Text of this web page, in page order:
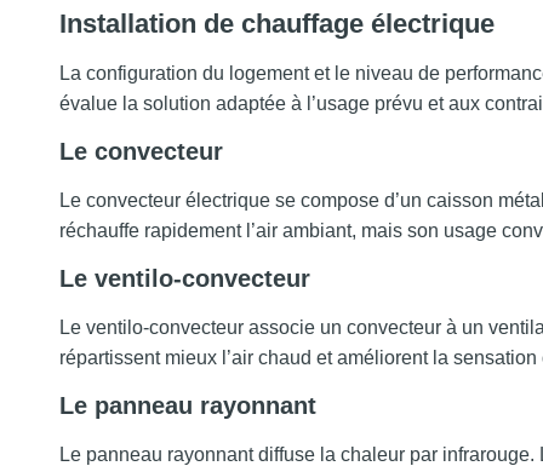
Installation de chauffage électrique
La configuration du logement et le niveau de
évalue la solution adaptée à l’usage prévu et aux
Le convecteur
Le convecteur électrique se compose d’un caisson
réchauffe rapidement l’air ambiant, mais son usage
Le ventilo-convecteur
Le ventilo-convecteur associe un convecteur à un
répartissent mieux l’air chaud et améliorent la
Le panneau rayonnant
Le panneau rayonnant diffuse la chaleur par